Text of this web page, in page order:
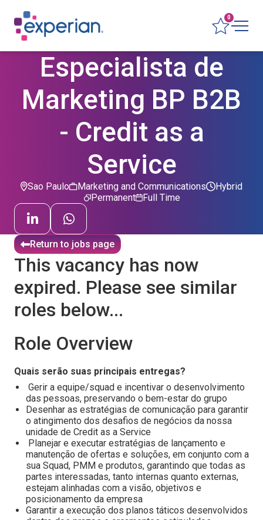
0
Especialista de
Marketing BP B2B
- Credit as a
Service
Sao Paulo
Marketing and Communications
Permanent
Hybrid
Full Time
Return to jobs page
This vacancy has now
expired. Please see similar
roles below...
Role Overview
Quais serão suas principais entregas?
Gerir a equipe/squad e incentivar o desenvolvimento
das pessoas, preservando o bem-estar do grupo
Desenhar as estratégias de comunicação para garantir
o atingimento dos desafios de negócios da nossa
unidade de Credit as a Service
Planejar e executar estratégias de lançamento e
manutenção de ofertas e soluções, em conjunto com a
sua Squad, PMM e produtos, garantindo que todas as
partes interessadas, tanto internas quanto externas,
estejam alinhadas com a visão, objetivos e
posicionamento da empresa
Garantir a execução dos planos táticos desenvolvidos